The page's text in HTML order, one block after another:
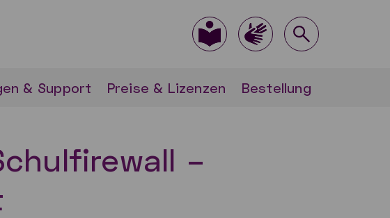
& Support Preise & Lizenzen Bestellung
–